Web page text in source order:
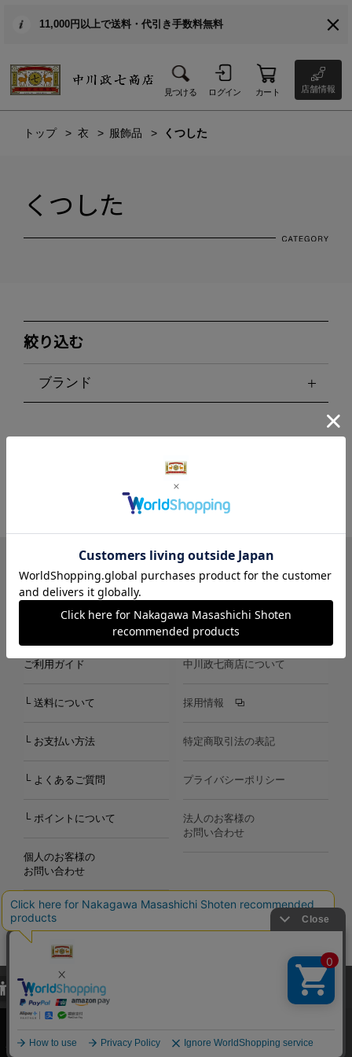
11,000円以上で送料・代引き手数料無料
見つける ログイン カート 店舗情報
トップ 衣 服飾品 くつした
くつした
絞り込む
ブランド
LINE Instagram X Facebook メールマガジン
ご利用ガイド
└ 送料について
└ お支払い方法
└ よくあるご質問
└ ポイントについて
個人のお客様の
お問い合わせ
中川政七商店について
採用情報
特定商取引法の表記
プライバシーポリシー
法人のお客様の
お問い合わせ
Copyright©2000-2026
Nakagawa Masashichi Shoten All Rights Reserved.
当サイトでは、当サイト内における閲覧履歴・属性情報などの取得およ
び利便性向上のためにクッキー（Cookie）を使用いたします。詳細に
関しては「プライバシーポリシー
承諾する